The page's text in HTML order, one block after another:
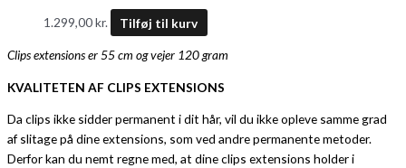
1.299,00kr. Tilføj til kurv
Clips extensions er 55 cm og vejer 120 gram
KVALITETEN AF CLIPS EXTENSIONS
Da clips ikke sidder permanent i dit hår, vil du ikke opleve samme grad
af slitage på dine extensions, som ved andre permanente metoder.
Derfor kan du nemt regne med, at dine clips extensions holder i